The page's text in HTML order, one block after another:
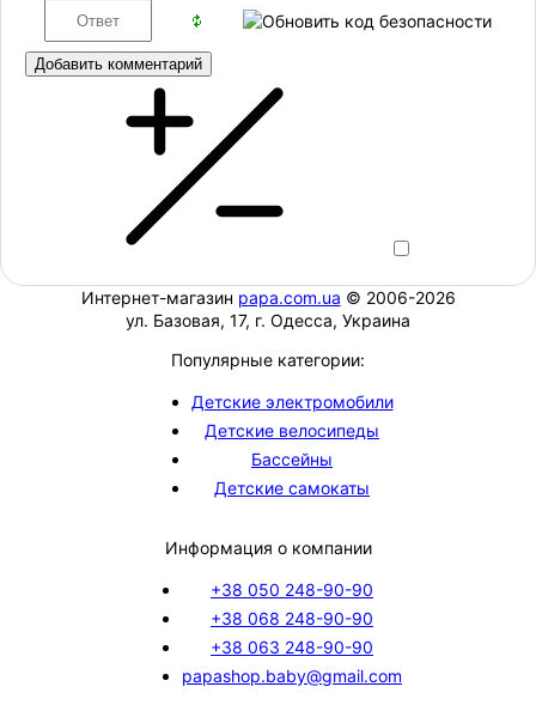
Добавить комментарий
Интернет-магазин papa.com.ua © 2006-2026
ул. Базовая, 17, г. Одесса, Украина
Популярные категории:
Детские электромобили
Детские велосипеды
Бассейны
Детские самокаты
Информация о компании
+38 050 248-90-90
+38 068 248-90-90
+38 063 248-90-90
papashop.baby@gmail.com